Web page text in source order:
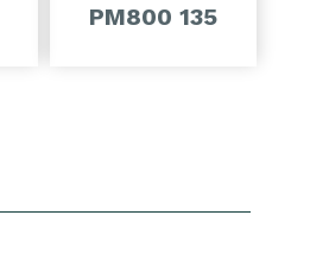
PM800 135